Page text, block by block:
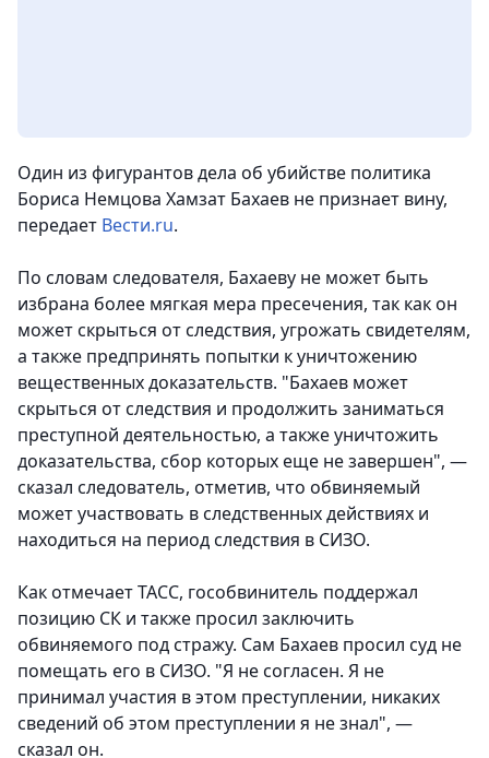
Один из фигурантов дела об убийстве политика
Бориса Немцова Хамзат Бахаев не признает вину,
передает Вести.ru.
По словам следователя, Бахаеву не может быть
избрана более мягкая мера пресечения, так как он
может скрыться от следствия, угрожать свидетелям,
а также предпринять попытки к уничтожению
вещественных доказательств. "Бахаев может
скрыться от следствия и продолжить заниматься
преступной деятельностью, а также уничтожить
доказательства, сбор которых еще не завершен", —
сказал следователь, отметив, что обвиняемый
может участвовать в следственных действиях и
находиться на период следствия в СИЗО.
Как отмечает ТАСС, гособвинитель поддержал
позицию СК и также просил заключить
обвиняемого под стражу. Сам Бахаев просил суд не
помещать его в СИЗО. "Я не согласен. Я не
принимал участия в этом преступлении, никаких
сведений об этом преступлении я не знал", —
сказал он.